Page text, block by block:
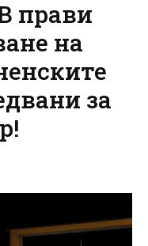
прави
на
за